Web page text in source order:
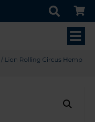
/ Lion Rolling Circus Hemp